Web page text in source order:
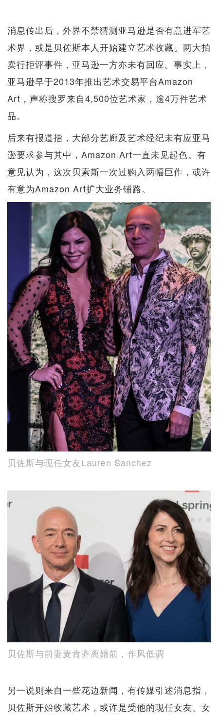
消息传出后，外界不禁猜测亚马逊是否有意进军艺
术界，或是贝佐斯本人开始建立艺术收藏。两大拍
卖行拒评事件，亚马逊一方亦未有回应。事实上，
亚马逊早于2013年推出艺术交易平台Amazon
Art，声称搜罗来自4,500位艺术家，逾4万件艺术
品。
后来有报道指，大部分艺廊及艺术经纪未有应亚马
逊要求参与其中，Amazon Art一直未见起色。有
意见认为，这次贝索斯一次过购入两幅巨作，或许
有意为Amazon Art扩大业务铺路。
贝佐斯与现任女友Lauren Sanchez
贝佐斯与前妻麦肯齐离婚前，作风低调
另一说则来自一些花边新闻，有传媒引述消息指，
贝佐斯开始收藏艺术，或许是受他的现任女友、女